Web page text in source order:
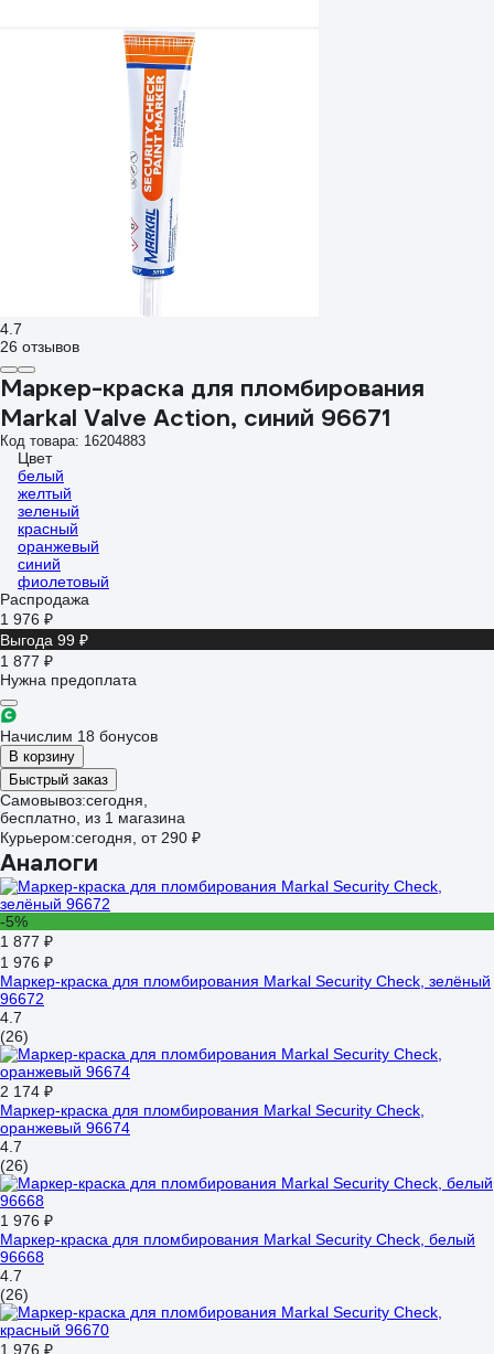
4.7
26 отзывов
Маркер-краска для пломбирования
Markal Valve Action, синий 96671
Код товара: 16204883
Цвет
белый
желтый
зеленый
красный
оранжевый
синий
фиолетовый
Распродажа
1 976 ₽
Выгода 99 ₽
1 877 ₽
Нужна предоплата
Начислим 18 бонусов
В корзину
Быстрый заказ
Самовывоз:сегодня,
бесплатно , из 1 магазина
Курьером:сегодня, от 290 ₽
Аналоги
-5%
1 877 ₽
1 976 ₽
Маркер-краска для пломбирования Markal Security Check, зелёный
96672
4.7
(26)
2 174 ₽
Маркер-краска для пломбирования Markal Security Check,
оранжевый 96674
4.7
(26)
1 976 ₽
Маркер-краска для пломбирования Markal Security Check, белый
96668
4.7
(26)
1 976 ₽